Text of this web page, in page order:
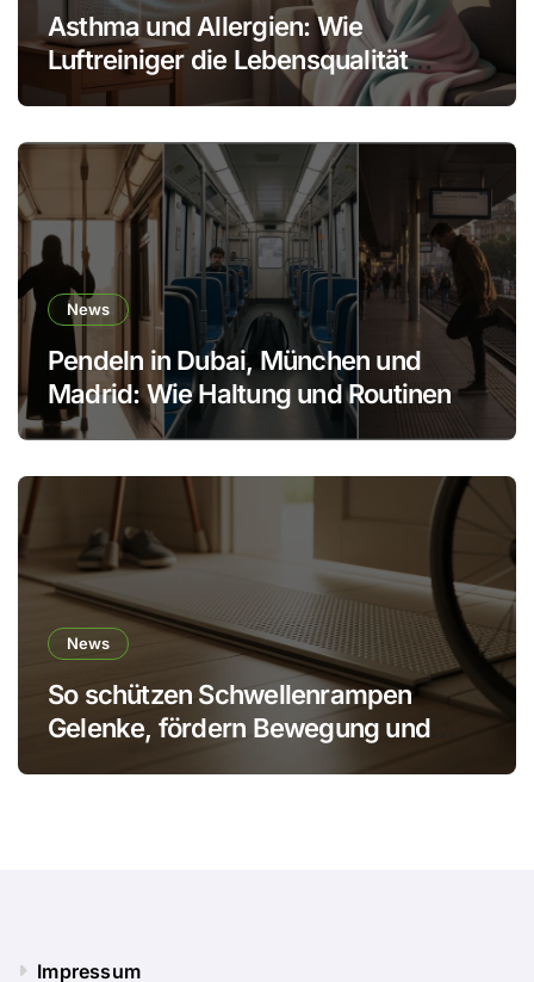
Asthma und Allergien: Wie
Luftreiniger die Lebensqualität
verbessern
News
Pendeln in Dubai, München und
Madrid: Wie Haltung und Routinen
den Körper schonen
News
So schützen Schwellenrampen
Gelenke, fördern Bewegung und
Impressum